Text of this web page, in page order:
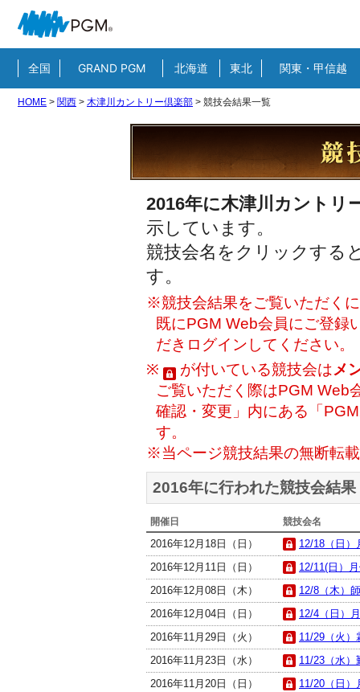
全国 GRAND PGM 北海道 東北 関東・甲信越
HOME > 関西 > 木津川カントリー倶楽部 > 競技会結果一覧
2016年に木津川カントリ
示しています。
競技会名をクリックする
す。
※競技会結果をご覧いただく
既にPGM Web会員にご登録
だきログインしてください。
※
が付いている競技会はメ
ご覧いただく際はPGM Web
確認・変更」内にある「
す。
※当ページ競技結果の無断転
2016年に行われた競技会結果
開催日 競技会名
2016年12月18日（日）
12/18（日）
2016年12月11日（日）
12/11(日）
2016年12月08日（木）
12/8（木）
2016年12月04日（日）
12/4（日）
2016年11月29日（火）
11/29（火）
2016年11月23日（水）
11/23（水）
2016年11月20日（日）
11/20（日）